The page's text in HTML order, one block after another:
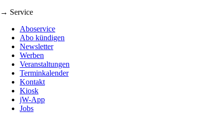
→ Service
Aboservice
Abo kündigen
Newsletter
Werben
Veranstaltungen
Terminkalender
Kontakt
Kiosk
jW-App
Jobs